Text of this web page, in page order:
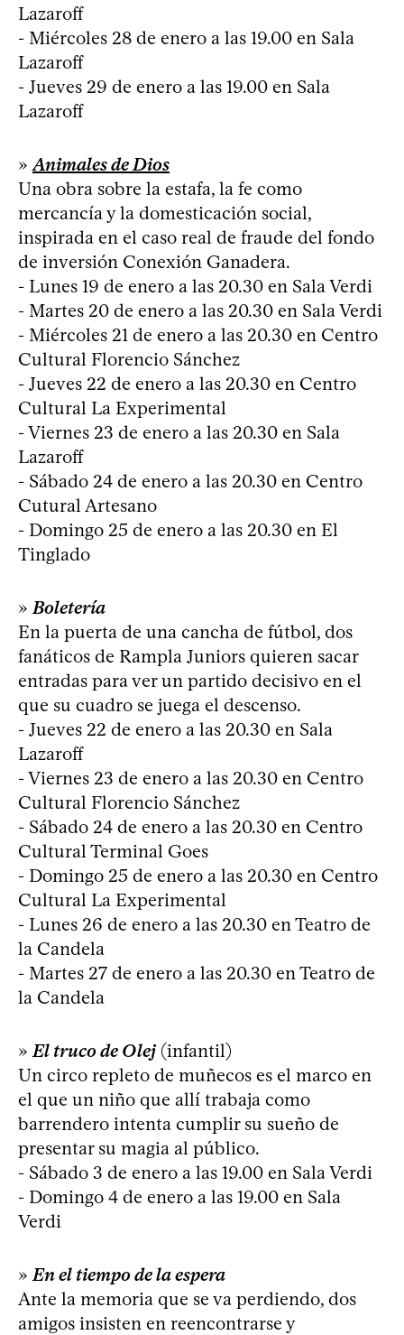
Lazaroff
- Miércoles 28 de enero a las 19.00 en Sala
Lazaroff
- Jueves 29 de enero a las 19.00 en Sala
Lazaroff
» Animales de Dios
Una obra sobre la estafa, la fe como
mercancía y la domesticación social,
inspirada en el caso real de fraude del fondo
de inversión Conexión Ganadera.
- Lunes 19 de enero a las 20.30 en Sala Verdi
- Martes 20 de enero a las 20.30 en Sala Verdi
- Miércoles 21 de enero a las 20.30 en Centro
Cultural Florencio Sánchez
- Jueves 22 de enero a las 20.30 en Centro
Cultural La Experimental
- Viernes 23 de enero a las 20.30 en Sala
Lazaroff
- Sábado 24 de enero a las 20.30 en Centro
Cutural Artesano
- Domingo 25 de enero a las 20.30 en El
Tinglado
» Boletería
En la puerta de una cancha de fútbol, dos
fanáticos de Rampla Juniors quieren sacar
entradas para ver un partido decisivo en el
que su cuadro se juega el descenso.
- Jueves 22 de enero a las 20.30 en Sala
Lazaroff
- Viernes 23 de enero a las 20.30 en Centro
Cultural Florencio Sánchez
- Sábado 24 de enero a las 20.30 en Centro
Cultural Terminal Goes
- Domingo 25 de enero a las 20.30 en Centro
Cultural La Experimental
- Lunes 26 de enero a las 20.30 en Teatro de
la Candela
- Martes 27 de enero a las 20.30 en Teatro de
la Candela
» El truco de Olej(infantil)
Un circo repleto de muñecos es el marco en
el que un niño que allí trabaja como
barrendero intenta cumplir su sueño de
presentar su magia al público.
- Sábado 3 de enero a las 19.00 en Sala Verdi
- Domingo 4 de enero a las 19.00 en Sala
Verdi
» En el tiempo de la espera
Ante la memoria que se va perdiendo, dos
amigos insisten en reencontrarse y